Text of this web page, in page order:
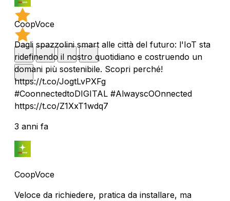
CoopVoce
Dagli spazzolini smart alle città del futuro: l'IoT sta
ridefinendo il nostro quotidiano e costruendo un
domani più sostenibile. Scopri perché!
https://t.co/JogtLvPXFg
#CoonnectedtoDIGITAL #AlwayscOOnnected
https://t.co/Z1XxT1wdq7
3 anni fa
CoopVoce
Veloce da richiedere, pratica da installare, ma